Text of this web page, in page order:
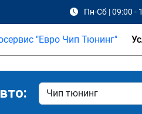
Пн-Сб | 09:00 -